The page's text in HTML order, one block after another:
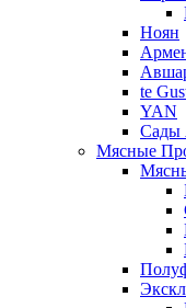
Ноян
te
YAN
Сады
Мясные